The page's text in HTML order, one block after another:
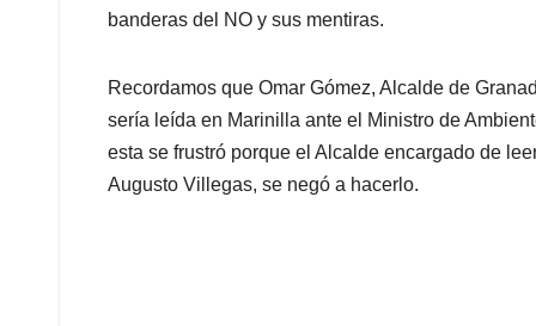
banderas del NO y sus mentiras.
Recordamos que Omar Gómez, Alcalde de
sería leída en Marinilla ante el Ministro de
esta se frustró porque el Alcalde encargado de
Augusto Villegas, se negó a hacerlo.